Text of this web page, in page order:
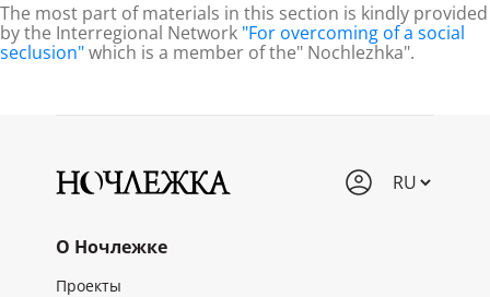
The most part of materials in this section is kindly provided
by the Interregional Network "For overcoming of a social
seclusion"which is a member of the" Nochlezhka".
О Ночлежке
Проекты